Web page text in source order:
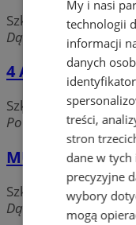
Szkoły artystyczne i
Dąbrowskiego, 41-
4 Art
Szkoły artystyczne i
Powstańców, 41-500
MUZOWIA
Szkoły artystyczne i
Dąbrowskiego, 41-500
My i nasi
technologii
informacji
danych
treści,
stron
dane w
precyzyjne
wybory
mogą